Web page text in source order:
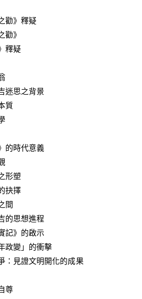
勸》釋疑
勸》
釋疑
迷思之背景
質
的時代意義
形塑
抉擇
間
的思想進程
記》的啟示
政變」的衝擊
：見證文明開化的成果
尊